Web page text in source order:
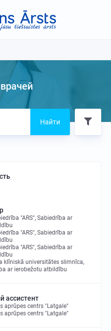
Найти
"ARS", Sabiedrība ar
"ARS", Sabiedrība ar
"ARS", Sabiedrība ar
klīniskā universitātes slimnīca,
ar ierobežotu atbildību
ассистент
aprūpes centrs "Latgale"
aprūpes centrs "Latgale"